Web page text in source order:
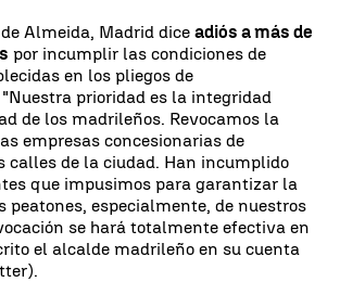
Almeida, Madrid dice adiós a más de
por incumplir las condiciones de
en los pliegos de
prioridad es la integridad
de los madrileños. Revocamos la
empresas concesionarias de
calles de la ciudad. Han incumplido
que impusimos para garantizar la
peatones, especialmente, de nuestros
se hará totalmente efectiva en
el alcalde madrileño en su cuenta